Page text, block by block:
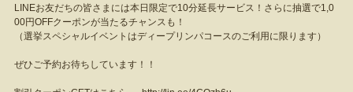
LINEお友だちの皆さまには本日限定で10分延長サービス！さらに抽選で1,0
00円OFFクーポンが当たるチャンスも！
（選挙スペシャルイベントはディープリンパコースのご利用に限ります）
ぜひご予約お待ちしています！！